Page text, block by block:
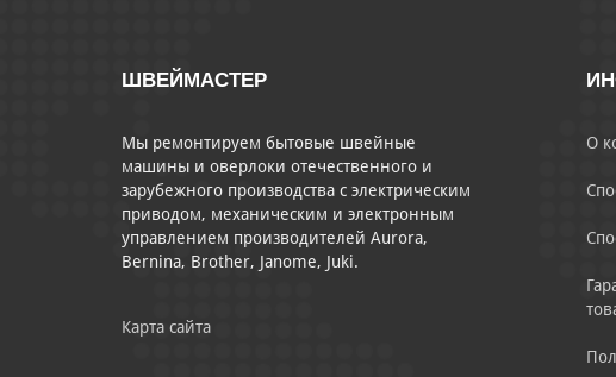
ШВЕЙМАСТЕР
Мы ремонтируем бытовые швейные
машины и оверлоки отечественного и
зарубежного производства с электрическим
приводом, механическим и электронным
управлением производителей Aurora,
Bernina, Brother, Janome, Juki.
Карта сайта
О